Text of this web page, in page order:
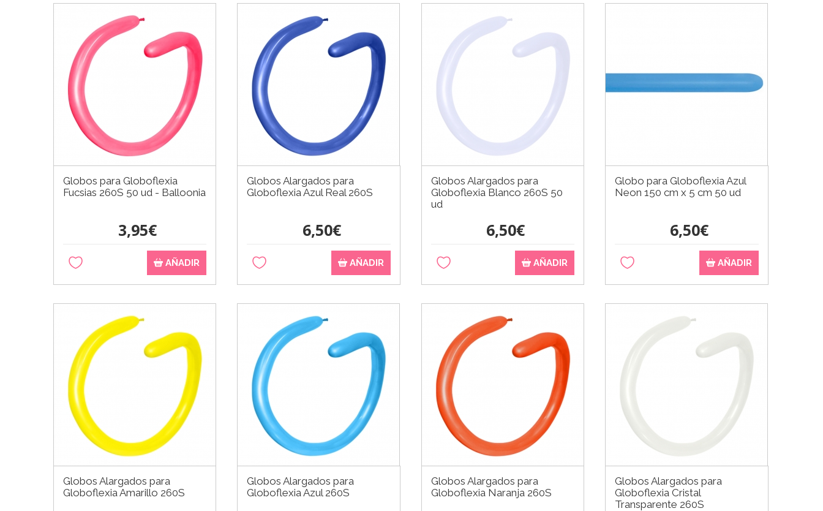
Globos para Globoflexia
Fucsias 260S 50 ud - Balloonia
3,95€
AÑADIR
Globos Alargados para
Globoflexia Azul Real 260S
6,50€
AÑADIR
Globos Alargados para
Globoflexia Blanco 260S 50
ud
6,50€
AÑADIR
Globo para Globoflexia Azul
Neon 150 cm x 5 cm 50 ud
6,50€
AÑADIR
Globos Alargados para
Globoflexia Amarillo 260S
Globos Alargados para
Globoflexia Azul 260S
Globos Alargados para
Globoflexia Naranja 260S
Globos Alargados para
Globoflexia Cristal
Transparente 260S